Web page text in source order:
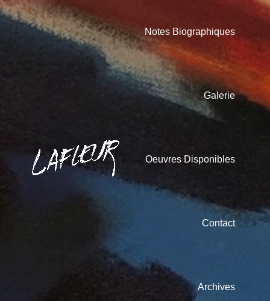
Notes Biographiques
Galerie
Oeuvres Disponibles
Contact
Archives